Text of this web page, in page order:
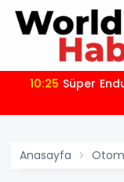
10:25 Süper
Anasayfa